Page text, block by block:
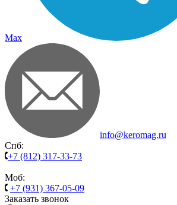
Max
info@keromag.ru
Спб:
+7 (812) 317-33-73
Моб:
+7 (931) 367-05-09
Заказать звонок